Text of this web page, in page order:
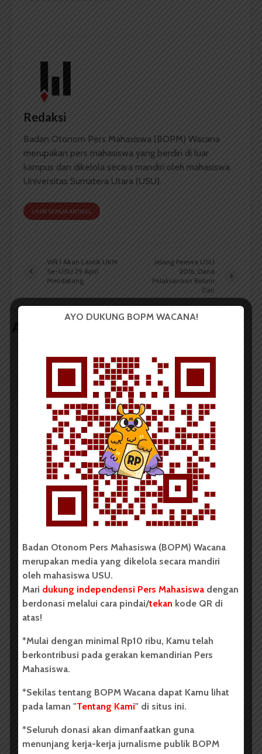
Redaksi
Badan Otonom Pers Mahasiswa (BOPM) Wacana
merupakan pers mahasiswa yang berdiri di luar
kampus dan dikelola secara mandiri oleh mahasiswa
Universitas Sumatera Utara (USU).
LIHAT SEMUA ARTIKEL
WR I Akan Lantik UKM
Se-USU 29 April
Mendatang
Jelang Pemira USU
2016, Dana
Pelaksanaan Belum
Cair
BPDP Sosialisasikan Lomba Riset
Mahasiswa 2026, Dorong Inovasi
Penelitian dalam Sektor
Perkebunan
Redaksi 2 menit waktu baca
BERITA KAMPUS
Dua Mahasiswa Sastra Indonesia
USU Raih Juara di Festival Literasi
Sumatra Utara 2026
Dark Mode | Moda Gelap
Oleh: Iyusarah Pakpahan USU, wacana.org – Dua...
Redaksi
BERITA KAMPUS
AYO DUKUNG BOPM WACANA!
Badan Otonom Pers Mahasiswa (BOPM) Wacana
merupakan media yang dikelola secara mandiri
oleh mahasiswa USU.
Mari dukung independensi Pers Mahasiswa dengan
berdonasi melalui cara pindai/tekan kode QR di
atas!
*Mulai dengan minimal Rp10 ribu, Kamu telah
berkontribusi pada gerakan kemandirian Pers
Mahasiswa.
*Sekilas tentang BOPM Wacana dapat Kamu lihat
pada laman "Tentang Kami" di situs ini.
*Seluruh donasi akan dimanfaatkan guna
menunjang kerja-kerja jurnalisme publik BOPM